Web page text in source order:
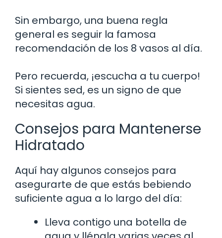
Sin embargo, una buena regla
general es seguir la famosa
recomendación de los 8 vasos al día.
Pero recuerda, ¡escucha a tu cuerpo!
Si sientes sed, es un signo de que
necesitas agua.
Consejos para Mantenerse
Hidratado
Aquí hay algunos consejos para
asegurarte de que estás bebiendo
suficiente agua a lo largo del día:
Lleva contigo una botella de